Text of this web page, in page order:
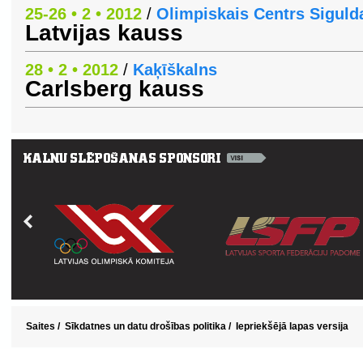
25-26 • 2 • 2012 / Olimpiskais Centrs
Latvijas kauss
28 • 2 • 2012 / Kaķīškalns
Carlsberg kauss
Saites / Sīkdatnes un datu drošības politika / Iepriekšējā lapas versija